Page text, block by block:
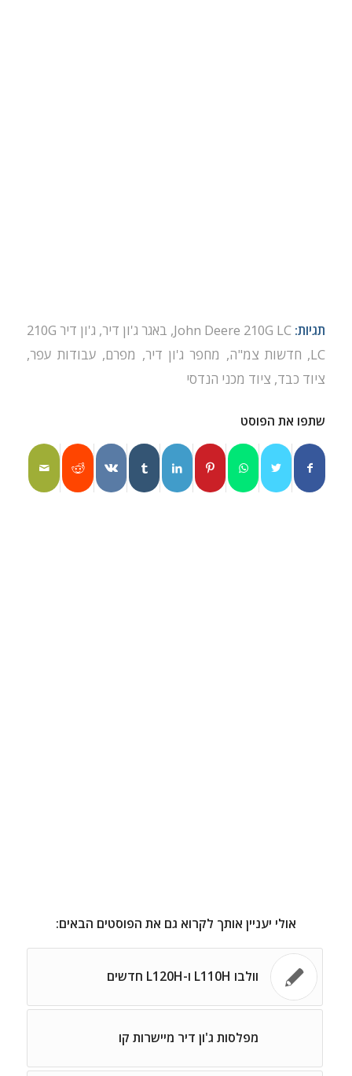
תגיות: John Deere 210G LC
, באגר ג'ון דיר,
ג'ון דיר 210G
LC
, חדשות צמ"ה, מחפר ג'ון דיר, מפרם, עבודות עפר,
ציוד כבד, ציוד מכני הנדסי
שתפו את הפוסט
אולי יעניין אותך לקרוא גם את הפוסטים הבאים:
וולבו L110H ו-L120H חדשים
מפלסות ג'ון דיר מיישרות קו